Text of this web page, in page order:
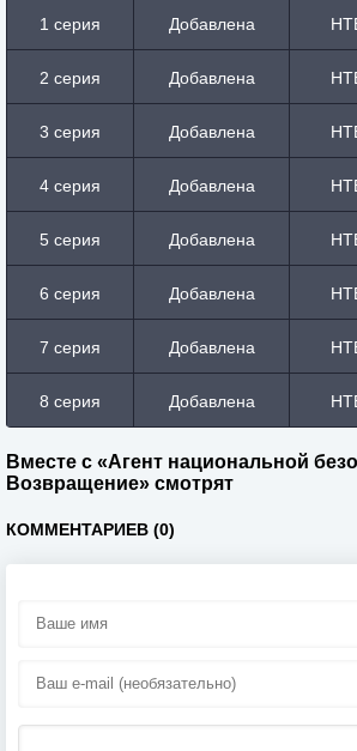
1 серия Добавлена
2 серия Добавлена
3 серия Добавлена
4 серия Добавлена
5 серия Добавлена
6 серия Добавлена
7 серия Добавлена
8 серия Добавлена
Вместе с «Агент национальной
Возвращение» смотрят
КОММЕНТАРИЕВ (0)